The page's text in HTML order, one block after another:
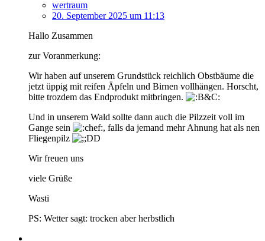
wertraum
20. September 2025 um 11:13
Hallo Zusammen
zur Voranmerkung:
Wir haben auf unserem Grundstück reichlich Obstbäume die
jetzt üppig mit reifen Äpfeln und Birnen vollhängen. Horscht,
bitte trozdem das Endprodukt mitbringen.
Und in unserem Wald sollte dann auch die Pilzzeit voll im
Gange sein
, falls da jemand mehr Ahnung hat als nen
Fliegenpilz
Wir freuen uns
viele Grüße
Wasti
PS: Wetter sagt: trocken aber herbstlich